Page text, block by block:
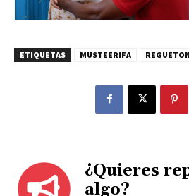
ETIQUETAS MUSTEERIFA
¿Quieres
algo?